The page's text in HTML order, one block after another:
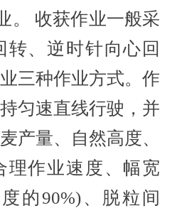
收获作业一般采
转、逆时针向心回
三种作业方式。作
匀速直线行驶，并
产量、自然高度、
理作业速度、幅宽
的90%)、脱粒间